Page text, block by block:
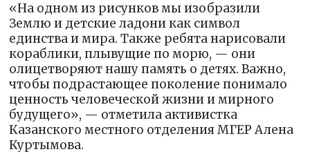
«На одном из рисунков мы изобразили
Землю и детские ладони как символ
единства и мира. Также ребята нарисовали
кораблики, плывущие по морю, — они
олицетворяют нашу память о детях. Важно,
чтобы подрастающее поколение понимало
ценность человеческой жизни и мирного
будущего», — отметила активистка
Казанского местного отделения МГЕР Алена
Куртымова.